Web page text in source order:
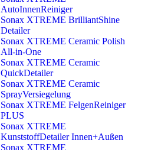
AutoInnenReiniger
Sonax XTREME BrilliantShine
Detailer
Sonax XTREME Ceramic Polish
All-in-One
Sonax XTREME Ceramic
QuickDetailer
Sonax XTREME Ceramic
SprayVersiegelung
Sonax XTREME FelgenReiniger
PLUS
Sonax XTREME
KunststoffDetailer Innen+Außen
Sonax XTREME